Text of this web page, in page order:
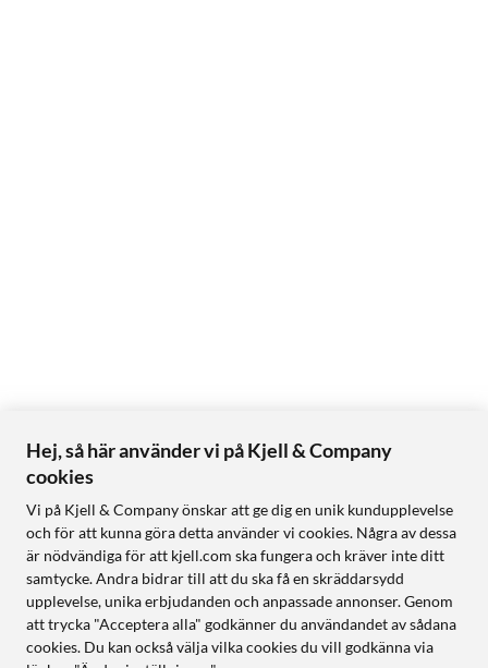
Hej, så här använder vi på Kjell & Company
cookies
Vi på Kjell & Company önskar att ge dig en unik kundupplevelse
och för att kunna göra detta använder vi cookies. Några av dessa
är nödvändiga för att kjell.com ska fungera och kräver inte ditt
samtycke. Andra bidrar till att du ska få en skräddarsydd
upplevelse, unika erbjudanden och anpassade annonser. Genom
att trycka "Acceptera alla" godkänner du användandet av sådana
cookies. Du kan också välja vilka cookies du vill godkänna via